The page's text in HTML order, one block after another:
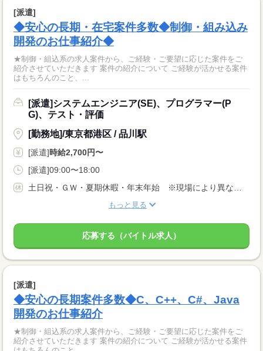
[派遣]
◆安心の長期・在宅案件多数◆制御・組み込み
開発のお仕事紹介◆
★制御・組込系の求人案件から、ご経験・ご要望に応じた案件をご
紹介させていただきます 案件の紹介について ご経験が活かせる案件
はもちろんのこと、...
[派遣]システムエンジニア(SE)、プログラマー(P
G)、テスト・評価
[勤務地]/東京都港区 / 品川駅
[派遣]時給2,700円〜
[派遣]09:00〜18:00
もっと見る
応募する（バイトル求人）
[派遣]
◆安心の長期案件多数◆C、C++、C#、Java
開発のお仕事紹介
★制御・組込系の求人案件から、ご経験・ご要望に応じた案件をご
紹介させていただきます 案件の紹介について ご経験が活かせる案件